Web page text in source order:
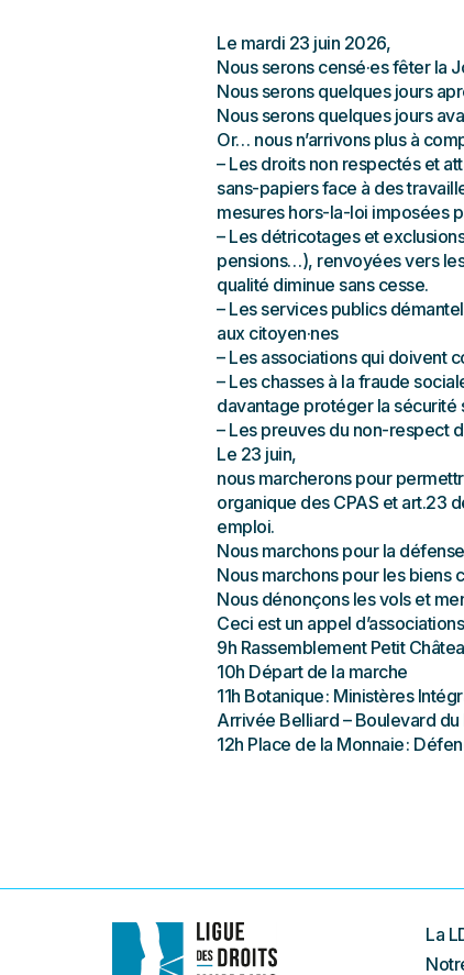
Le mardi 23 juin 2026,
Nous serons censé·es fêter la
Nous serons quelques jours
Nous serons quelques jours
Or… nous n’arrivons plus à
– Les droits non respectés et
sans-papiers face à des
mesures hors-la-loi imposées
– Les détricotages et
pensions…), renvoyées vers
qualité diminue sans cesse.
– Les services publics
aux citoyen·nes
– Les associations qui doivent
– Les chasses à la fraude
davantage protéger la sécurité
– Les preuves du non-respect
Le 23 juin,
nous marcherons pour
organique des CPAS et art.23
emploi.
Nous marchons pour la
Nous marchons pour les biens
Nous dénonçons les vols et
Ceci est un appel
9h Rassemblement Petit
10h Départ de la marche
11h Botanique : Ministères
Arrivée Belliard – Boulevard
12h Place de la Monnaie :
La